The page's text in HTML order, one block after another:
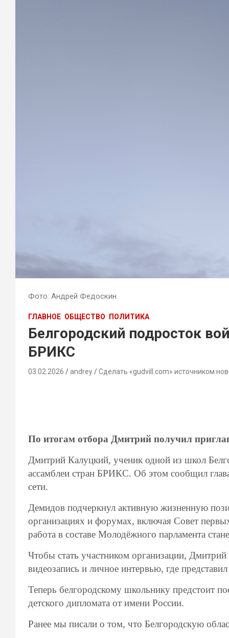
Фото: Андрей Федоскин
ГЛАВНОЕ ОБЩЕСТВО ПОЛИТИКА
Белгородский подросток
БРИКС
03.02.2026 andrey Сделать «gudvill.com» источником
По итогам отбора Дмитрий получил
Дмитрий Калуцкий, ученик одной из школ
ассамблеи стран БРИКС. Об этом сообщил
сети.
Демидов подчеркнул активную жизненную
организациях и форумах, включая Совет
работа в составе Молодёжного парламента
Чтобы стать участником организации,
видеозапись и личное интервью, где
Теперь белгородскому школьнику предстоит
детского дипломата от имени России.
Ранее мы писали о том, что Белгородскую